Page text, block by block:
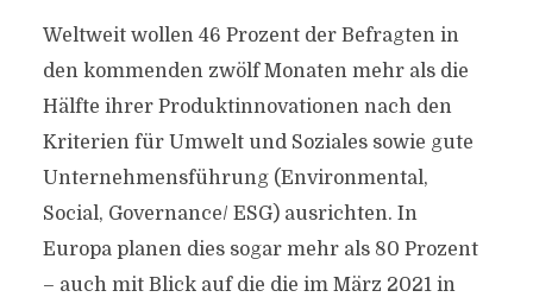
Weltweit wollen 46 Prozent der Befragten in
den kommenden zwölf Monaten mehr als die
Hälfte ihrer Produktinnovationen nach den
Kriterien für Umwelt und Soziales sowie gute
Unternehmensführung (Environmental,
Social, Governance/ ESG) ausrichten. In
Europa planen dies sogar mehr als 80 Prozent
– auch mit Blick auf die die im März 2021 in